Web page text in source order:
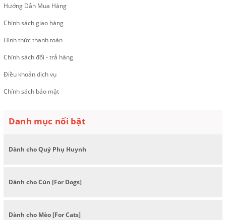
Hướng Dẫn Mua Hàng
Chính sách giao hàng
Hình thức thanh toán
Chính sách đổi - trả hàng
Điều khoản dịch vụ
Chính sách bảo mật
Danh mục nổi bật
Dành cho Quý Phụ Huynh
Dành cho Cún [For Dogs]
Dành cho Mèo [For Cats]